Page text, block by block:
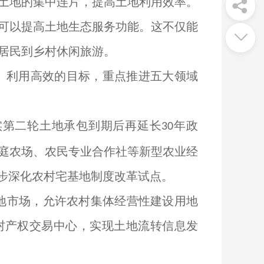
以提高土地生态服务功能。这不仅能
到乡村休闲旅游。
利用高效的目标，重点推进五大领域
二轮土地承包到期后再延长30年政
农场、农民专业合作社等新型农业经
化农村宅基地制度改革试点。
市场，允许农村集体经营性建设用地
权交易中心，实现土地流转信息发